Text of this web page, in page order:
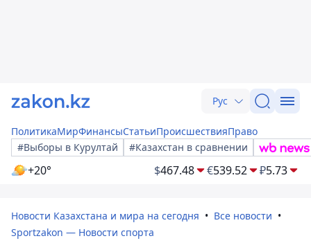
Рус
ПолитикаМирФинансыСтатьиПроисшествияПраво
#Выборы в Курултай
#Казахстан в сравнении
+20° $467.48 €539.52 ₽5.73
Новости Казахстана и мира на сегодня
Все новости
Sportzakon — Новости спорта